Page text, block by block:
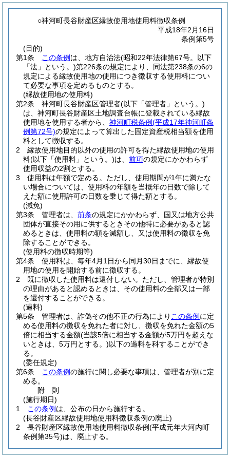
○神河町長谷財産区縁故使用地使用料徴収条例
平成18年2月16日
条例第5号
(目的)
第1条
この条例 は、地方自治法(昭和22年法律第67号。以下
「法」という。)第226条の規定により、同法第238条の6の
規定による縁故使用地の使用につき徴収する使用料につい
て必要な事項を定めるものとする。
(縁故使用地の使用料)
第2条
神河町長谷財産区管理者(以下「管理者」という。)
は、神河町長谷財産区土地調査台帳に登載されている縁故
使用地を使用する者から、 神河町税条例(平成17年神河町条
例第72号)の規定によって算出した固定資産税相当額を使用
料として徴収する。
2
縁故使用地目的以外の使用の許可を得た縁故使用地の使用
料(以下「使用料」という。)は、 前項の規定にかかわらず
使用収益の2割とする。
3
使用料は年額で定める。 ただし、使用期間が1年に満たな
い場合については、使用料の年額を当概年の日数で除して
えた額に使用許可の日数を乗じて得た額とする。
(減免)
第3条
管理者は、 前条の規定にかかわらず、国又は地方公共
団体が直接その用に供するときその他特に必要があると認
めるときは、使用料の額を減額し、又は使用料の徴収を免
除することができる。
(使用料の徴収時期等)
第4条
使用料は、毎年4月1日から同月30日までに、縁故使
用地の使用を開始する前に徴収する。
2
既に徴収した使用料は還付しない。 ただし、管理者が特別
の理由があると認めるときは、その使用料の全部又は一部
を還付することができる。
(過料)
第5条
管理者は、詐偽その他不正の行為により この条例 に定
める使用料の徴収を免れた者に対し、徴収を免れた金額の5
倍に相当する金額(当該5倍に相当する金額が5万円を超えな
いときは、5万円とする。)以下の過料を科することができ
る。
(委任規定)
第6条
この条例の施行に関し必要な事項は、管理者が別に定
める。
附 則
(施行期日)
1
この条例 は、公布の日から施行する。
(長谷財産区縁故使用地使用料徴収条例の廃止)
2
長谷財産区縁故使用地使用料徴収条例(平成元年大河内町
条例第35号)は、廃止する。